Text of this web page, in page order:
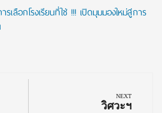
เลือกโรงเรียนที่ใช่ !!! เปิดมุมมองใหม่สู่การ
NEXT
Next
วิศวะฯ